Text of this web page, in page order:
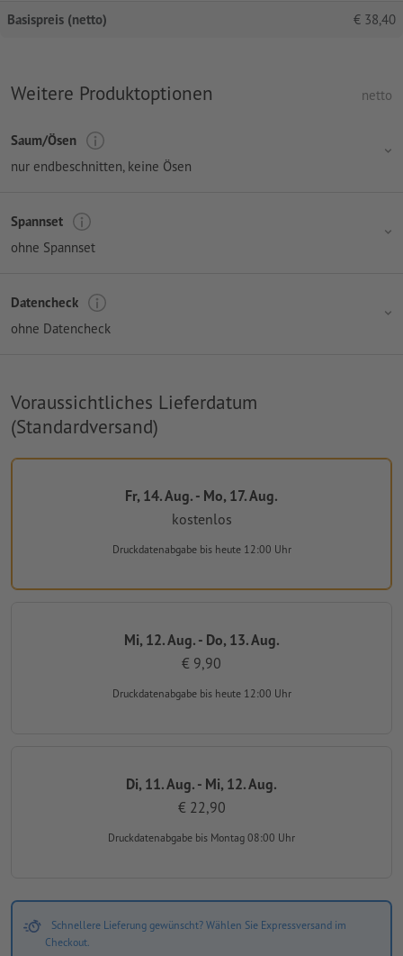
Basispreis (netto) € 38,40
Weitere Produktoptionen netto
Saum/Ösen
nur endbeschnitten, keine Ösen
Spannset
ohne Spannset
Datencheck
ohne Datencheck
Voraussichtliches Lieferdatum
(Standardversand)
Fr, 14. Aug. - Mo, 17. Aug.
kostenlos
Druckdatenabgabe bis heute 12:00 Uhr
Mi, 12. Aug. - Do, 13. Aug.
€ 9,90
Druckdatenabgabe bis heute 12:00 Uhr
Di, 11. Aug. - Mi, 12. Aug.
€ 22,90
Druckdatenabgabe bis Montag 08:00 Uhr
Schnellere Lieferung gewünscht? Wählen Sie Expressversand im
Checkout.